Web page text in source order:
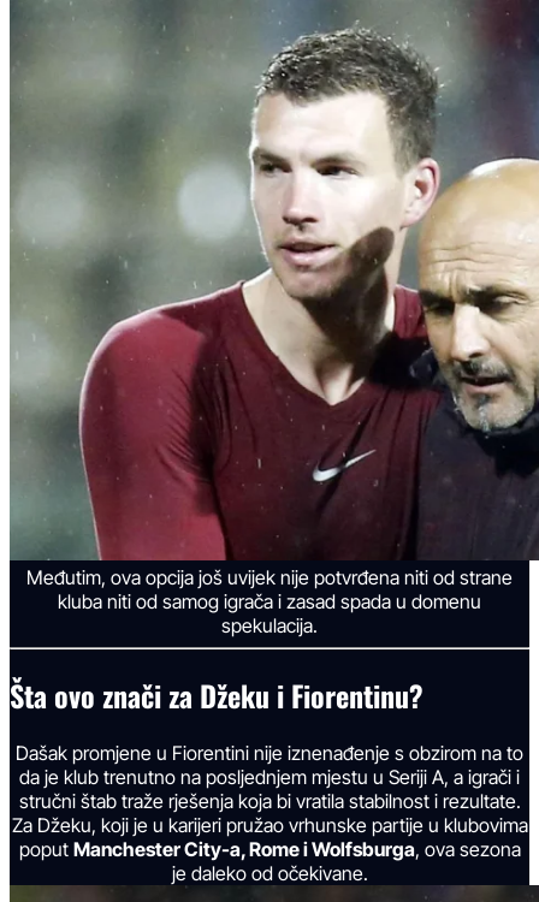
Međutim, ova opcija još uvijek nije potvrđena niti od strane
kluba niti od samog igrača i zasad spada u domenu
spekulacija.
Šta ovo znači za Džeku i Fiorentinu?
Dašak promjene u Fiorentini nije iznenađenje s obzirom na to
da je klub trenutno na posljednjem mjestu u Seriji A, a igrači i
stručni štab traže rješenja koja bi vratila stabilnost i rezultate.
Za Džeku, koji je u karijeri pružao vrhunske partije u klubovima
poput Manchester City-a, Rome i Wolfsburga, ova sezona
je daleko od očekivane.